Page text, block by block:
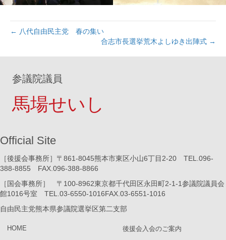
← 八代自由民主党 春の集い
合志市長選挙荒木よしゆき出陣式 →
参議院議員
馬場せいし
Official Site
［後援会事務所］〒861-8045熊本市東区小山6丁目2-20 TEL.096-
388-8855 FAX.096-388-8866
［国会事務所］ 〒100-8962東京都千代田区永田町2-1-1参議院議員会
館1016号室 TEL.03-6550-1016FAX.03-6551-1016
自由民主党熊本県参議院選挙区第二支部
HOME
後援会入会のご案内